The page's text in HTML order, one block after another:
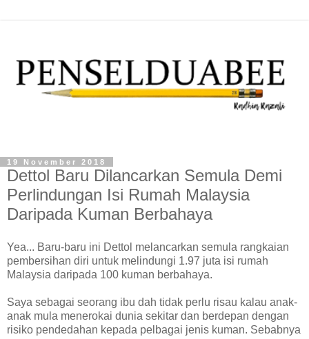
19 November 2018
Dettol Baru Dilancarkan Semula Demi
Perlindungan Isi Rumah Malaysia
Daripada Kuman Berbahaya
Yea... Baru-baru ini Dettol melancarkan semula rangkaian
pembersihan diri untuk melindungi 1.97 juta isi rumah
Malaysia daripada 100 kuman berbahaya.
Saya sebagai seorang ibu dah tidak perlu risau kalau anak-
anak mula menerokai dunia sekitar dan berdepan dengan
risiko pendedahan kepada pelbagai jenis kuman. Sebabnya